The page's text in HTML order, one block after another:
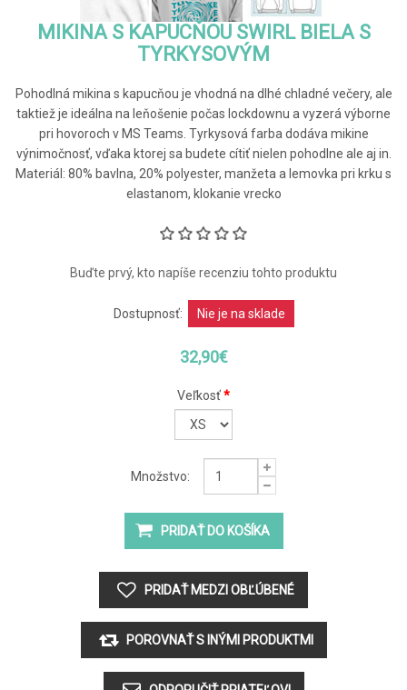
MIKINA S KAPUCŇOU SWIRL BIELA S
TYRKYSOVÝM
Pohodlná mikina s kapucňou je vhodná na dlhé chladné večery, ale
taktiež je ideálna na leňošenie počas lockdownu a vyzerá výborne
pri hovoroch v MS Teams. Tyrkysová farba dodáva mikine
výnimočnosť, vďaka ktorej sa budete cítiť nielen pohodlne ale aj in.
Materiál: 80% bavlna, 20% polyester, manžeta a lemovka pri krku s
elastanom, klokanie vrecko
Buďte prvý, kto napíše recenziu tohto produktu
Dostupnosť: Nie je na sklade
32,90€
Veľkosť*
Množstvo: